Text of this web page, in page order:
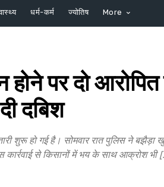
धर्म-कर्म ज्योतिष More
पर दो
दबिश
हो गई है। सोमवार रात पुलिस ने बझैड़ा
कार्रवाई से किसानों में भय के साथ आक्रोश भी